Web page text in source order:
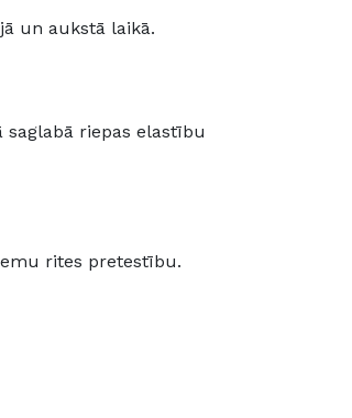
un aukstā laikā.
saglabā riepas elastību
rites pretestību.